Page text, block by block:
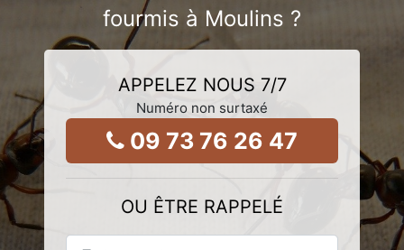
fourmis à Moulins ?
APPELEZ NOUS 7/7
Numéro non surtaxé
09 73 76 26 47
OU ÊTRE RAPPELÉ